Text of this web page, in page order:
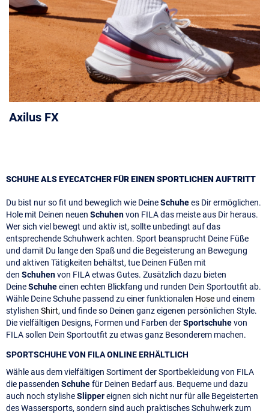
Axilus FX
SCHUHE ALS EYECATCHER FÜR EINEN SPORTLICHEN AUFTRITT
Du bist nur so fit und beweglich wie DeineSchuhees Dir ermöglichen.
Hole mit Deinen neuen Schuhenvon FILA das meiste aus Dir heraus.
Wer sich viel bewegt und aktiv ist, sollte unbedingt auf das
entsprechende Schuhwerk achten. Sport beansprucht Deine Füße
und damit Du lange den Spaß und die Begeisterung an Bewegung
und aktiven Tätigkeiten behältst, tue Deinen Füßen mit
den Schuhenvon FILA etwas Gutes. Zusätzlich dazu bieten
DeineSchuheeinen echten Blickfang und runden Dein Sportoutfit ab.
Wähle Deine Schuhe passend zu einer funktionalen Hose und einem
stylishen Shirt, und finde so Deinen ganz eigenen persönlichen Style.
Die vielfältigen Designs, Formen und Farben derSportschuhevon
FILA sollen Dein Sportoutfit zu etwas ganz Besonderem machen.
SPORTSCHUHE VON FILA ONLINE ERHÄLTLICH
Wähle aus dem vielfältigen Sortiment der Sportbekleidung von FILA
die passenden Schuhefür Deinen Bedarf aus. Bequeme und dazu
auch noch stylisheSlippereignen sich nicht nur für alle Begeisterten
des Wassersports, sondern sind auch praktisches Schuhwerk zum